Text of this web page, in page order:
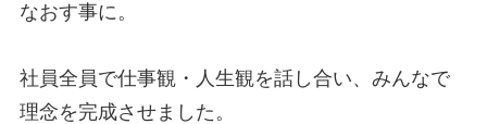
なおす事に。
社員全員で仕事観・人生観を話し合い、みんなで
理念を完成させました。